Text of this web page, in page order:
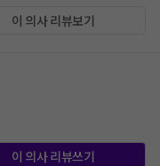
이 의사 리뷰보기
이 의사 리뷰쓰기